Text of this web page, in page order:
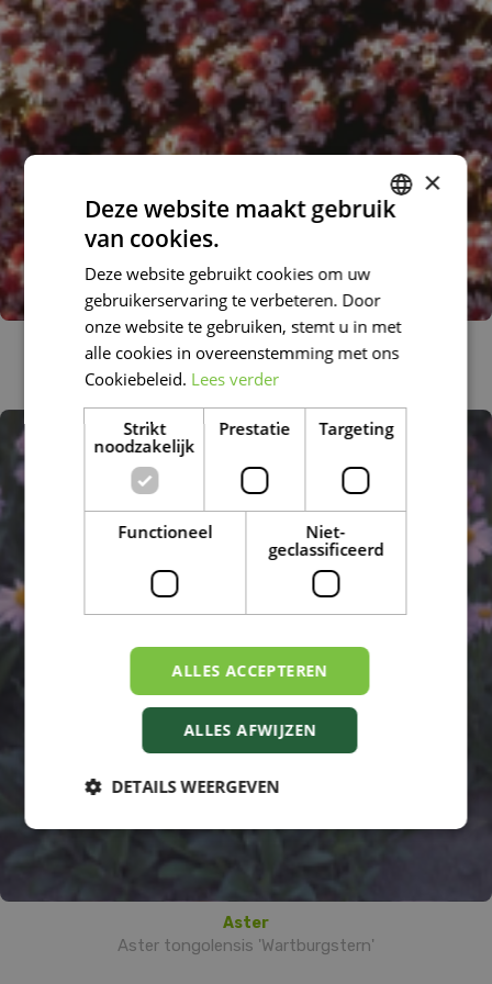
Aster 'Jan'
Aster
Aster tongolensis 'Wartburgstern'
×
Deze website maakt gebruik
van cookies.
Deze website gebruikt cookies om uw
gebruikerservaring te verbeteren. Door
onze website te gebruiken, stemt u in met
alle cookies in overeenstemming met ons
Cookiebeleid. Lees verder
Strikt
noodzakelijk
Prestatie Targeting
Functioneel
Niet-
geclassificeerd
ALLES ACCEPTEREN
ALLES AFWIJZEN
DETAILS WEERGEVEN